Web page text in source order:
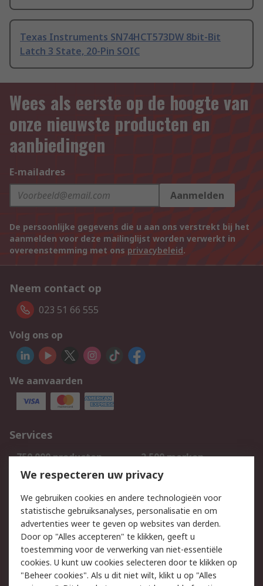
Texas Instruments SN74HCT573DW 8bit-Bit
Latch 3 State, 20-Pin SOIC
Wees als eerste op de hoogte van
onze nieuwste producten en
aanbiedingen
E-mailadres
Aanmelden
De persoonlijke gegevens die u aan ons verstrekt bij het
aanmelden voor deze mailinglijst worden verwerkt in
overeenstemming met ons privacybeleid.
Neem contact op
023 51 66 555
Volg ons op
We aanvaarden
Services
750.000 producten
2.500 merken
Bestellen
Inkoopoplossingen
Track & Trace
Wettelijk
Cookiebeleid
Email veiligheid
Privacybeleid
Websitevoorwaarden
We respecteren uw privacy
We gebruiken cookies en andere technologieën voor
statistische gebruiksanalyses, personalisatie en om
advertenties weer te geven op websites van derden.
Door op "Alles accepteren" te klikken, geeft u
toestemming voor de verwerking van niet-essentiële
cookies. U kunt uw cookies selecteren door te klikken op
"Beheer cookies". Als u dit niet wilt, klikt u op "Alles